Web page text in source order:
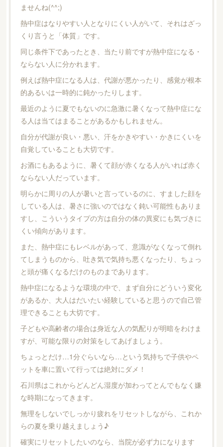
ませんね(^^;)
熱中症はなりやすい人となりにくい人がいて、それはざっ
くり言うと「体質」です。
同じ条件下であったとき、当たり前ですが熱中症になる・
ならない人に分かれます。
例えば熱中症になる人は、代謝が悪かったり、感覚が根本
的あるいは一時的に鈍かったりします。
最近のように夏でもないのに急激に暑くなって熱中症にな
る人は当てはまることがあるかもしれません。
自分が代謝が良い・悪い、汗をかきやすい・かきにくいを
自覚していることも大切です。
お酒にもあるように、暑くて顔が赤くなる人がいれば赤く
ならない人だっています。
明らかに周りの人が暑いと言っているのに、すました顔を
している人は、暑さに強いのではなく鈍い可能性もありま
すし、こういうタイプの方は自分の体の異変にも気づきに
くい傾向があります。
また、熱中症にもレベルがあって、意識がなくなって倒れ
てしまうものから、吐き気で気持ち悪くなったり、ちょっ
と頭が痛くなるだけのものまであります。
熱中症になるような環境の中で、まず自分にどういう変化
があるか、大人はだいたい経験していると思うので自己管
理できることも大切です。
子どもや高齢者の場合は身近な人の気配りが明暗をわけま
すが、可能な限りの対策をしてあげましょう。
ちょっとだけ…1分ぐらいなら…という気持ちで子供やペ
ットを車に置いて行っては絶対にダメ！
石川県はこれからどんどん湿度が加わってとんでもなく嫌
な時期になってきます。
無理をしないでしっかり疲れをリセットしながら、これか
らの夏を乗り越えましょう♪
確実にリセットしたいのなら、当院が必ず力になります